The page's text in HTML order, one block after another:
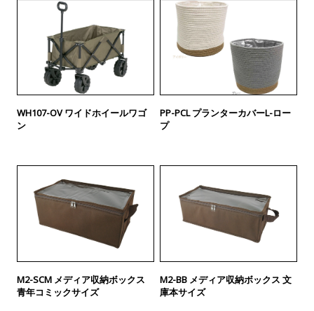
WH107-OV ワイドホイールワゴ
ン
PP-PCL プランターカバーL-ロー
プ
M2-SCM メディア収納ボックス
青年コミックサイズ
M2-BB メディア収納ボックス 文
庫本サイズ